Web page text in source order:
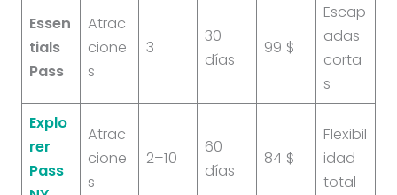
Essen
tials
Pass
Atrac
cione
s
3
30
días
99 $
Escap
adas
corta
s
Explo
rer
Pass
Atrac
cione
s
2–10
60
días
84 $
Flexibil
idad
total